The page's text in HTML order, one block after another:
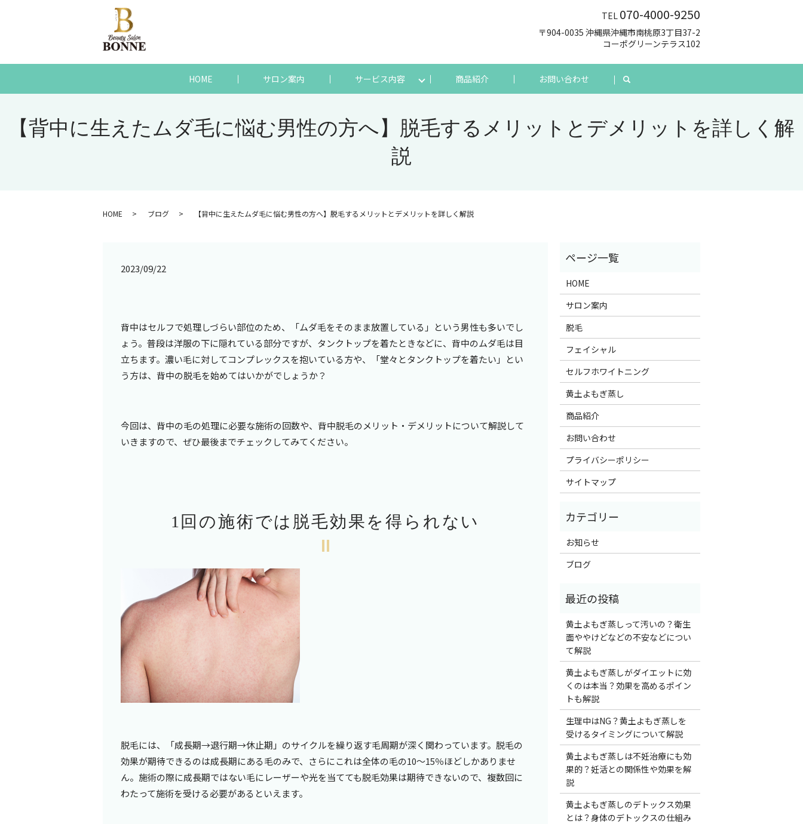
HOME サロン案内 サービス内容 商品紹介 お問い合わせ search
TEL 070-4000-9250
〒904-0035 沖縄県沖縄市南桃原3丁目37-2
コーポグリーンテラス102
【背中に生えたムダ毛に悩む男性の方へ】脱毛するメリットとデメリットを詳しく解
説
HOME ブログ 【背中に生えたムダ毛に悩む男性の方へ】脱毛するメリットとデメリットを詳しく解説
2023/09/22
背中はセルフで処理しづらい部位のため、「ムダ毛をそのまま放置している」という男性も多いでし
ょう。普段は洋服の下に隠れている部分ですが、タンクトップを着たときなどに、背中のムダ毛は目
立ちます。濃い毛に対してコンプレックスを抱いている方や、「堂々とタンクトップを着たい」とい
う方は、背中の脱毛を始めてはいかがでしょうか？
今回は、背中の毛の処理に必要な施術の回数や、背中脱毛のメリット・デメリットについて解説して
いきますので、ぜひ最後までチェックしてみてください。
1回の施術では脱毛効果を得られない
脱毛には、「成長期→退行期→休止期」のサイクルを繰り返す毛周期が深く関わっています。脱毛の
効果が期待できるのは成長期にある毛のみで、さらにこれは全体の毛の10～15％ほどしかありませ
ん。施術の際に成長期ではない毛にレーザーや光を当てても脱毛効果は期待できないので、複数回に
わたって施術を受ける必要があるといえます。
HOME
サロン案内
脱毛
フェイシャル
セルフホワイトニング
黄土よもぎ蒸し
商品紹介
お問い合わせ
プライバシーポリシー
サイトマップ
お知らせ
ブログ
黄土よもぎ蒸しって汚いの？衛生
面ややけどなどの不安などについ
て解説
黄土よもぎ蒸しがダイエットに効
くのは本当？効果を高めるポイン
トも解説
生理中はNG？黄土よもぎ蒸しを
受けるタイミングについて解説
黄土よもぎ蒸しは不妊治療にも効
果的？妊活との関係性や効果を解
説
黄土よもぎ蒸しのデトックス効果
とは？身体のデトックスの仕組み